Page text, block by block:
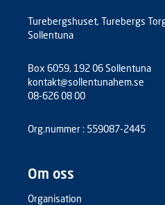
Turebergshuset, Turebergs
Sollentuna
Box 6059, 192 06 Sollentuna
kontakt@sollentunahem.se
08-626 08 00
Org.nummer : 559087-2445
Om oss
Organisation